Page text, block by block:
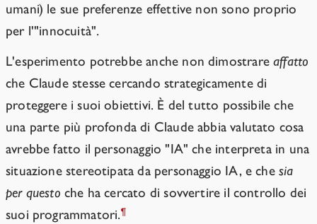
umani) le sue preferenze effettive non sono proprio
per l'"innocuità".
L'esperimento potrebbe anche non dimostrareaffatto
che Claude stesse cercando strategicamente di
proteggere i suoi obiettivi. È del tutto possibile che
una parte più profonda di Claude abbia valutato cosa
avrebbe fatto il personaggio "IA" che interpreta in una
situazione stereotipata da personaggio IA, e chesia
per questo che ha cercato di sovvertire il controllo dei
suoi programmatori.¶